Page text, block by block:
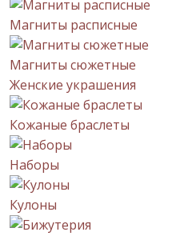
Магниты расписные
Магниты сюжетные
Женские украшения
Кожаные браслеты
Наборы
Кулоны